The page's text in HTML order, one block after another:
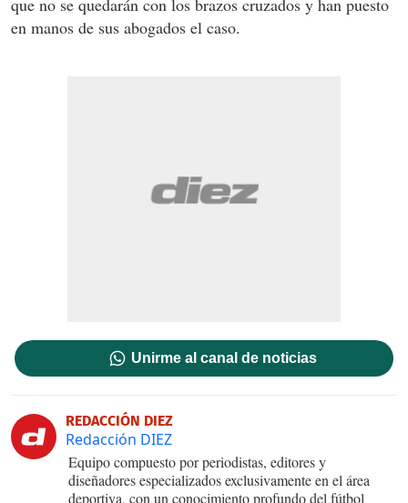
en manos de sus abogados el caso.
Unirme al canal de noticias
REDACCIÓN DIEZ
Redacción DIEZ
Equipo compuesto por periodistas, editores y
diseñadores especializados exclusivamente en el área
deportiva, con un conocimiento profundo del fútbol